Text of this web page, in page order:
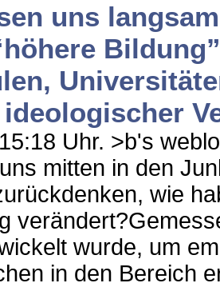
uns
Uhr. >b's
mitten in den
wie
wurde, um
in den Bereich